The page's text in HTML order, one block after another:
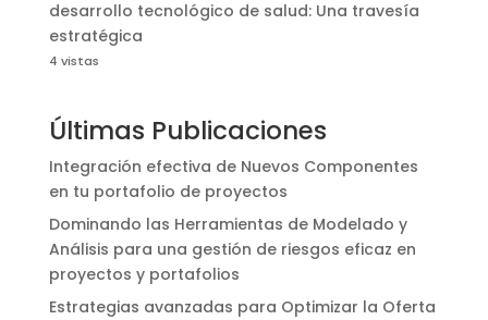
desarrollo tecnológico de salud: Una travesía
estratégica
4 vistas
Últimas Publicaciones
Integración efectiva de Nuevos Componentes
en tu portafolio de proyectos
Dominando las Herramientas de Modelado y
Análisis para una gestión de riesgos eficaz en
proyectos y portafolios
Estrategias avanzadas para Optimizar la Oferta